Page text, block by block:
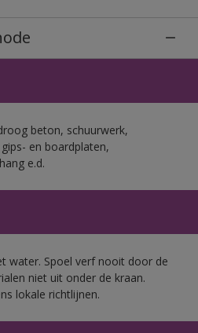
beton, schuurwerk,
en boardplaten,
e.d.
water. Spoel verf nooit door de
niet uit onder de kraan.
lokale richtlijnen.